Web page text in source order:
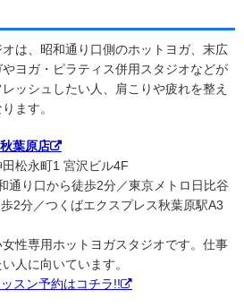
は、昭和通り口側のホットヨガ、末広
ヨガ・ピラティス併用スタジオなどが
ッシュしたい人、肩こりや疲れを整え
ます。
葉原店
松永町1 宮沢ビル4F
通り口から徒歩2分／東京メトロ日比谷
2分／つくばエクスプレス秋葉原駅A3
性専用ホットヨガスタジオです。仕事
人に向いています。
スン予約はコチラ!!